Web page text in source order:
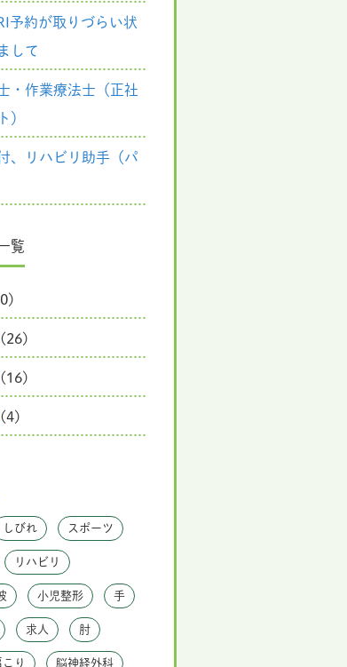
予約が取りづらい状
して
・作業療法士（正社
）
、リハビリ助手（パ
覧
(26)
(16)
(4)
しびれ スポーツ
リハビリ
小児整形 手
求人 肘
こり 脳神経外科